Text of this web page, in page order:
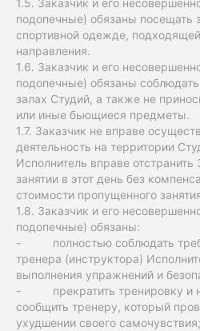
1.5. Заказчик и его
подопечные) обязаны посещать
спортивной одежде,
направления.
1.6. Заказчик и его
подопечные) обязаны
залах Студий, а также не
или иные бьющиеся предметы.
1.7. Заказчик не вправе
деятельность на территории
Исполнитель вправе отстранить
занятии в этот день без
стоимости пропущенного
1.8. Заказчик и его
подопечные) обязаны:
- полностью соблюдать
тренера (инструктора)
выполнения упражнений и
- прекратить тренировку и
сообщить тренеру, который
ухудшении своего самочувствия;